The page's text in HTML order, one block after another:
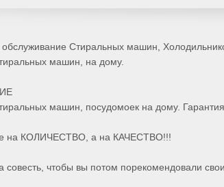
Стиральных машин,
машин, на дому.
машин, посудомоек на дому.
на КОЛИЧЕСТВО, а на КАЧЕСТВО!!!
совесть, чтобы вы потом порекомендовали